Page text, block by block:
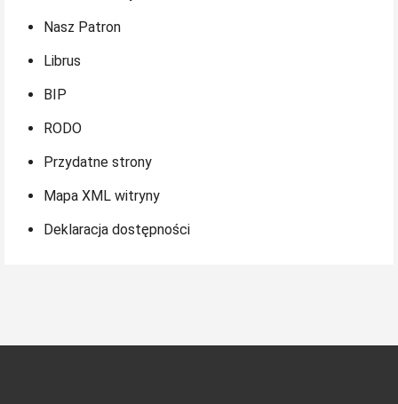
Nasz Patron
Librus
BIP
RODO
Przydatne strony
Mapa XML witryny
Deklaracja dostępności